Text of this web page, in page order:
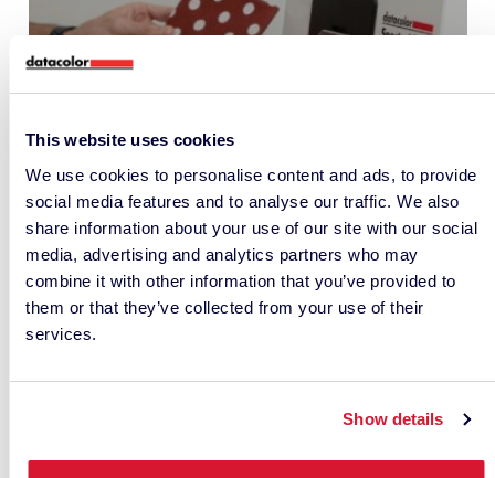
This website uses cookies
We use cookies to personalise content and ads, to provide
social media features and to analyse our traffic. We also
share information about your use of our site with our social
media, advertising and analytics partners who may
combine it with other information that you’ve provided to
them or that they’ve collected from your use of their
services.
Show details
Instrument Calibration in
Global Color Workflows